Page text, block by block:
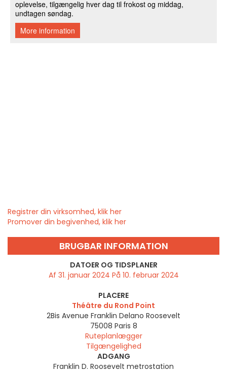
Registrer din virksomhed, klik her
Promover din begivenhed, klik her
BRUGBAR INFORMATION
DATOER OG TIDSPLANER
Af 31. januar 2024 På 10. februar 2024
PLACERE
Théâtre du Rond Point
2Bis Avenue Franklin Delano Roosevelt
75008 Paris 8
Ruteplanlægger
Tilgængelighed
ADGANG
Franklin D. Roosevelt metrostation